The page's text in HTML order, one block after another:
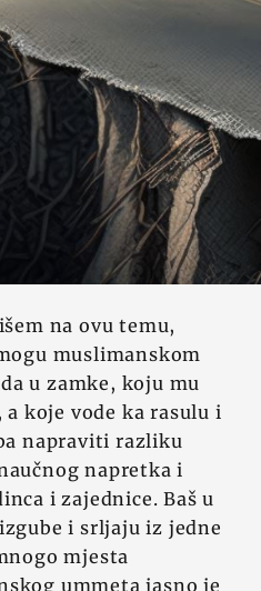
na ovu temu,
muslimanskom
u zamke, koju mu
koje vode ka rasulu i
napraviti razliku
napretka i
i zajednice. Baš u
i srljaju iz jedne
mjesta
ummeta jasno je